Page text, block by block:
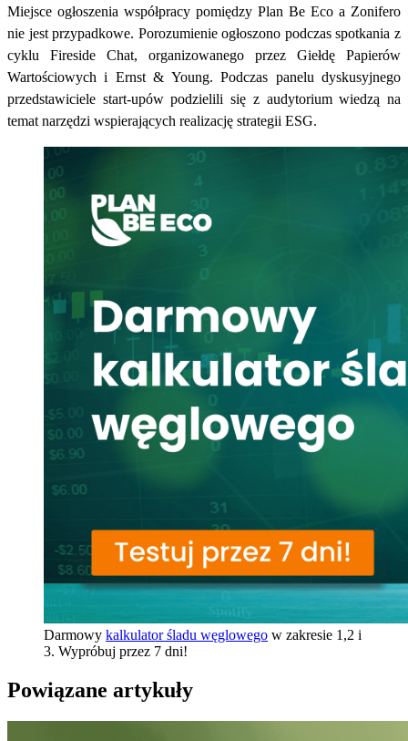
Miejsce ogłoszenia współpracy pomiędzy Plan Be Eco a Zonifero
nie jest przypadkowe. Porozumienie ogłoszono podczas spotkania z
cyklu Fireside Chat, organizowanego przez Giełdę Papierów
Wartościowych i Ernst & Young. Podczas panelu dyskusyjnego
przedstawiciele start-upów podzielili się z audytorium wiedzą na
temat narzędzi wspierających realizację strategii ESG.
Darmowy kalkulator śladu węglowego w zakresie 1,2 i
3. Wypróbuj przez 7 dni!
Powiązane artykuły